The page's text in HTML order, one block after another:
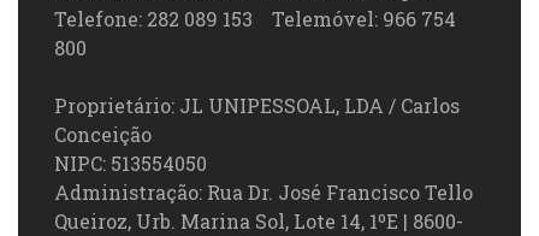
Telefone: 282 089 153 Telemóvel: 966 754
800
Proprietário: JL UNIPESSOAL, LDA / Carlos
Conceição
NIPC: 513554050
Administração: Rua Dr. José Francisco Tello
Queiroz, Urb. Marina Sol, Lote 14, 1ºE | 8600-